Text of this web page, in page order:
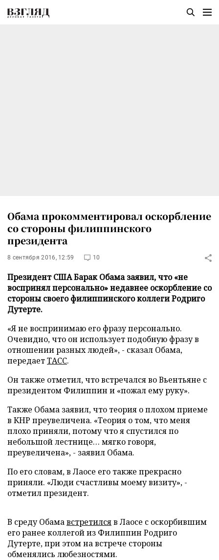
Обама прокомментировал оскорбление
со стороны филиппинского
президента
8 сентября 2016, 12:59 10
Президент США Барак Обама заявил, что «не
воспринял персонально» недавнее оскорбление со
стороны своего филиппинского коллеги Родриго
Дутерте.
«Я не воспринимаю его фразу персонально.
Очевидно, что он использует подобную фразу в
отношении разных людей», - сказал Обама,
передаетТАСС.
Он также отметил, что встречался во Вьентьяне с
президентом Филиппин и «пожал ему руку».
Также Обама заявил, что теория о плохом приеме
в КНР преувеличена. «Теория о том, что меня
плохо приняли, потому что я спустился по
небольшой лестнице… мягко говоря,
преувеличена», - заявил Обама.
По его словам, в Лаосе его также прекрасно
приняли. «Люди счастливы моему визиту», -
отметил президент.
В среду Обамавстретилсяв Лаосе с оскорбившим
его ранее коллегой из Филиппин Родриго
Дутерте, при этом на встрече стороны
обменялись любезностями.